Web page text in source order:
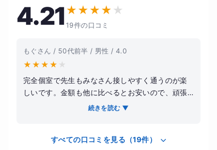
4.21★★★★ ★
19件の口コミ
もぐさん / 50代前半 / 男性 / 4.0
★ ★ ★ ★ ★
完全個室で先生もみなさん接しやすく通うのが楽
しいです。金額も他に比べるとお安いので、頑張
れるときは週に何回か通いたいと思います。姿勢
なのですがやる気がアップしましたし、短時間で
続きを読む ▼
すべての口コミを見る（19件）